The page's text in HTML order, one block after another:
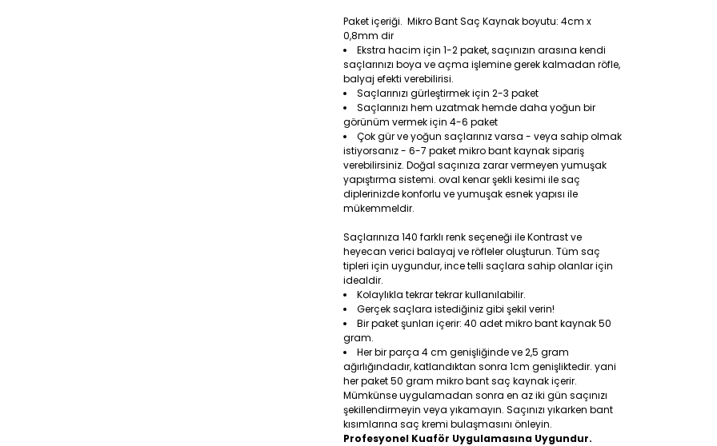
Paket içeriği. Mikro Bant Saç Kaynak boyutu: 4cm x
0,8mm dir
Ekstra hacim için 1-2 paket, saçınızın arasına kendi
saçlarınızı boya ve açma işlemine gerek kalmadan röfle,
balyaj efekti verebilirisi.
Saçlarınızı gürleştirmek için 2-3 paket
Saçlarınızı hem uzatmak hemde daha yoğun bir
görünüm vermek için 4-6 paket
Çok gür ve yoğun saçlarınız varsa - veya sahip olmak
istiyorsanız - 6-7 paket mikro bant kaynak sipariş
verebilirsiniz. Doğal saçınıza zarar vermeyen yumuşak
yapıştırma sistemi. oval kenar şekli kesimi ile saç
diplerinizde konforlu ve yumuşak esnek yapısı ile
mükemmeldir.
Saçlarınıza 140 farklı renk seçeneği ile Kontrast ve
heyecan verici balayaj ve röfleler oluşturun. Tüm saç
tipleri için uygundur, ince telli saçlara sahip olanlar için
idealdir.
Kolaylıkla tekrar tekrar kullanılabilir.
Gerçek saçlara istediğiniz gibi şekil verin!
Bir paket şunları içerir: 40 adet mikro bant kaynak 50
gram.
Her bir parça 4 cm genişliğinde ve 2,5 gram
ağırlığındadır, katlandıktan sonra 1cm genişliktedir. yani
her paket 50 gram mikro bant saç kaynak içerir.
Mümkünse uygulamadan sonra en az iki gün saçınızı
şekillendirmeyin veya yıkamayın. Saçınızı yıkarken bant
kısımlarına saç kremi bulaşmasını önleyin.
Profesyonel Kuaför Uygulamasına Uygundur.